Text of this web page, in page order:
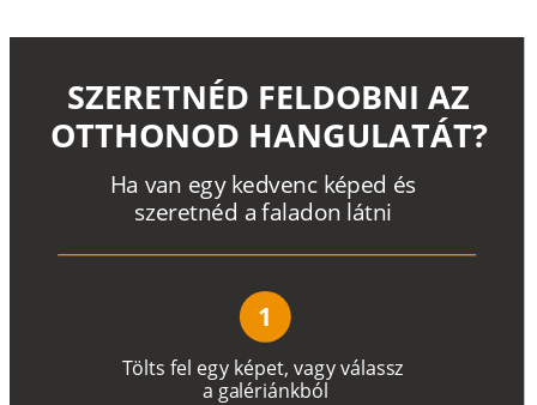
Tölts fel egy képet, vagyválassz
a galériánkból
Ha van egy kedvenc képed és
szeretnéd a faladon látni
SZERETNÉD FELDOBNI AZ
OTTHONOD HANGULATÁT?
1